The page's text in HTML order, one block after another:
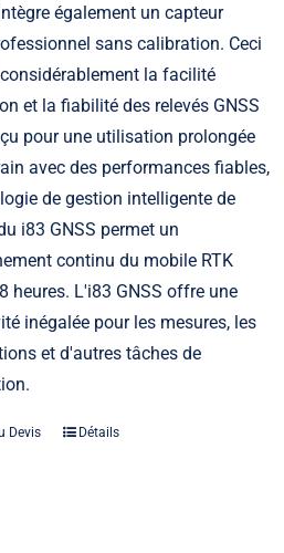
également un capteur
sans calibration. Ceci
la facilité
et la fiabilité des relevés GNSS
pour une utilisation prolongée
avec des performances fiables,
de gestion intelligente de
i83 GNSS permet un
continu du mobile RTK
heures. L'i83 GNSS offre une
inégalée pour les mesures, les
et d'autres tâches de
Devis Détails